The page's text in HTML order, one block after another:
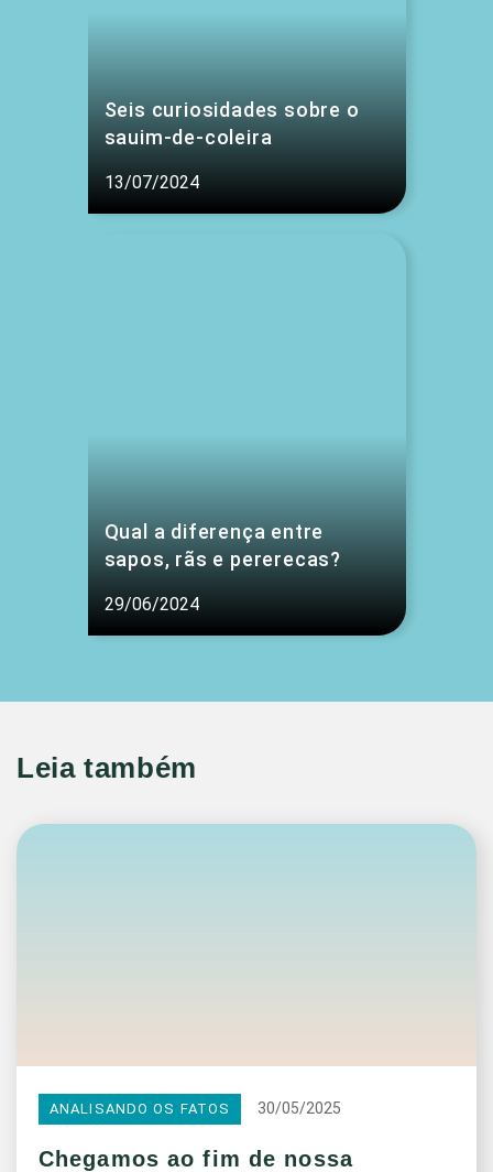
Seis curiosidades sobre o
sauim-de-coleira
13/07/2024
Qual a diferença entre
sapos, rãs e pererecas?
29/06/2024
Leia também
ANALISANDO OS FATOS 30/05/2025
Chegamos ao fim de nossa